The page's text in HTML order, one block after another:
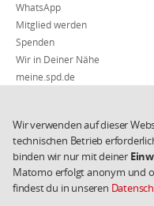
Wir verwenden auf dieser
technischen Betrieb
binden wir nur mit deiner
Matomo erfolgt anonym und
findest du in unseren
Website:www.spd-
WhatsApp
Mitglied werden
Spenden
Wir in Deiner Nähe
meine.spd.de
Weiterführende
Links/Kleingedrucktes
Impressum
Kontakt
Cookies